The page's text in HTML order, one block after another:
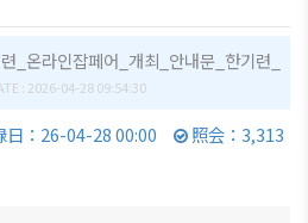
連
動
員会
お知ら
せ・イ
貿易通
_온라인잡페어_개최_안내문_한기련_
: 2026-04-28 09:54:30
日：26-04-28 00:00 照会：3,313